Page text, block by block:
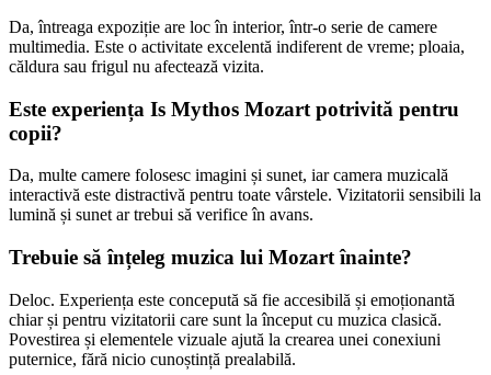
Da, întreaga expoziție are loc în interior, într-o serie de camere
multimedia. Este o activitate excelentă indiferent de vreme; ploaia,
căldura sau frigul nu afectează vizita.
Este experiența Is Mythos Mozart potrivită pentru
copii?
Da, multe camere folosesc imagini și sunet, iar camera muzicală
interactivă este distractivă pentru toate vârstele. Vizitatorii sensibili la
lumină și sunet ar trebui să verifice în avans.
Trebuie să înțeleg muzica lui Mozart înainte?
Deloc. Experiența este concepută să fie accesibilă și emoționantă
chiar și pentru vizitatorii care sunt la început cu muzica clasică.
Povestirea și elementele vizuale ajută la crearea unei conexiuni
puternice, fără nicio cunoștință prealabilă.